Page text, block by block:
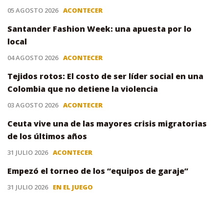
05 AGOSTO 2026 ACONTECER
Santander Fashion Week: una apuesta por lo
local
04 AGOSTO 2026 ACONTECER
Tejidos rotos: El costo de ser líder social en una
Colombia que no detiene la violencia
03 AGOSTO 2026 ACONTECER
Ceuta vive una de las mayores crisis migratorias
de los últimos años
31 JULIO 2026 ACONTECER
Empezó el torneo de los “equipos de garaje”
31 JULIO 2026 EN EL JUEGO